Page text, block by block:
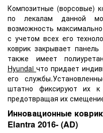
Композитные (ворсовые)
по лекалам данной
возможность
с учетом всех его
коврик закрывает
также имеет
Hyundai что придает
его
штатно фиксируют их
предотвращая их
Инновационные
Elantra 2016- (AD)